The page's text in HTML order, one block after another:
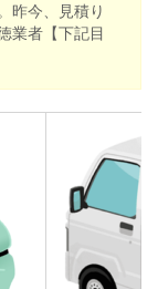
昨今、見積り
業者【下記目